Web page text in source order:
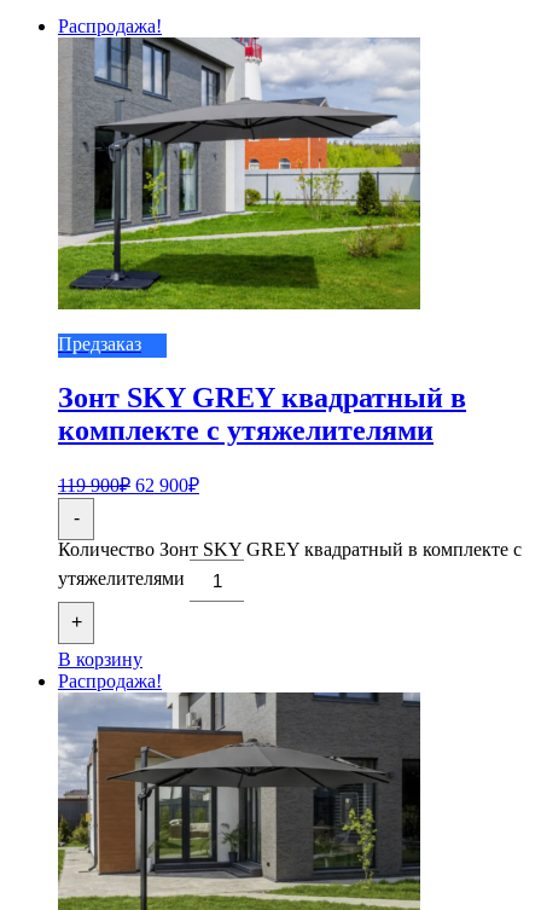
Распродажа!
Предзаказ
Зонт SKY GREY квадратный в
комплекте с утяжелителями
119 900₽ 62 900₽
-
Количество Зонт SKY GREY квадратный в комплекте с
утяжелителями
+
В корзину
Распродажа!